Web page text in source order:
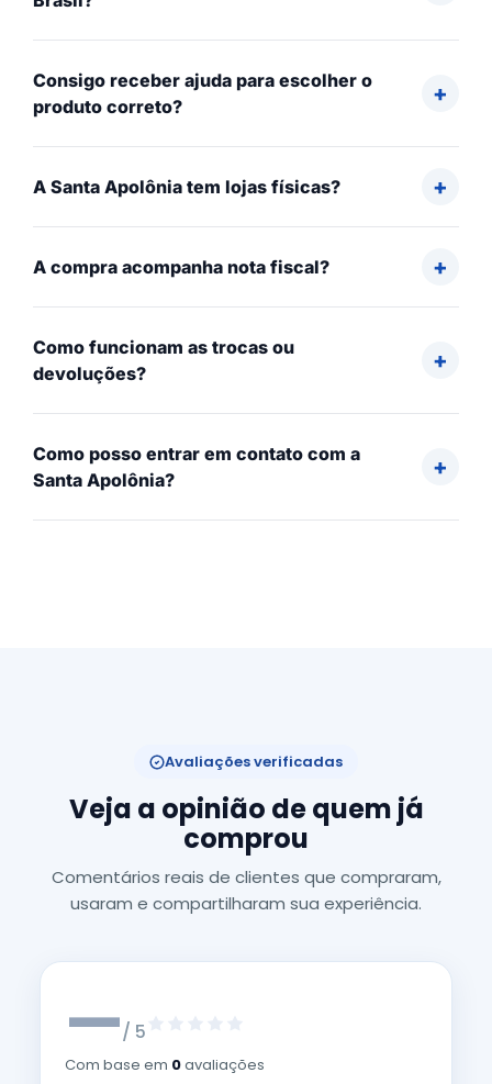
Consigo receber ajuda para escolher o
produto correto?
A Santa Apolônia tem lojas físicas?
A compra acompanha nota fiscal?
Como funcionam as trocas ou
devoluções?
Como posso entrar em contato com a
Santa Apolônia?
Avaliações verificadas
Veja a opinião de quem já
comprou
Comentários reais de clientes que compraram,
usaram e compartilharam sua experiência.
—/ 5
Com base em 0avaliações